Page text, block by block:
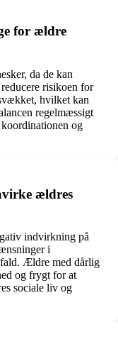
for ældre
da de kan
risikoen for
hvilket kan
regelmæssigt
og
ældres
indvirkning på
i
Ældre med dårlig
og frygt for at
sociale liv og